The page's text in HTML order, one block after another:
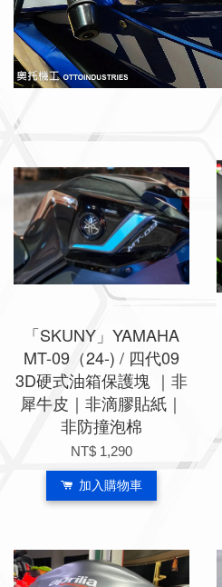
「SKUNY」YAMAHA
MT-09（24-) / 四代09
3D硬式油箱保護塊 ｜非
犀牛皮｜非滴膠貼紙｜
非防撞泡棉
NT$ 1,290
加入購物車